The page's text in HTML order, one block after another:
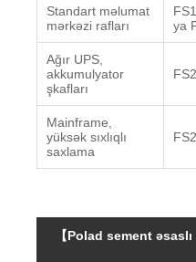
Standart məlumat
mərkəzi rafları
ya
Ağır UPS,
akkumulyator
şkafları
Mainframe,
yüksək sıxlıqlı
saxlama
【Polad sement